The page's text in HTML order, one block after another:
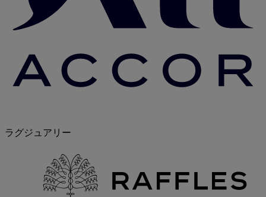
ラグジュアリー